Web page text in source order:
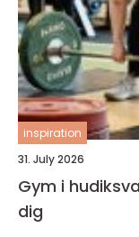
inspiration
31. July 2026
Gym i hudiksvall så hittar du rätt
dig